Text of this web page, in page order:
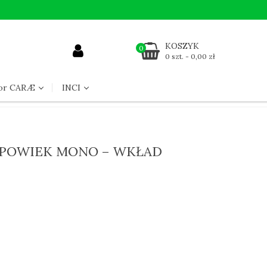
KOSZYK
0 szt. - 0,00 zł
0
CARÆ INCI
MONO – WKŁAD